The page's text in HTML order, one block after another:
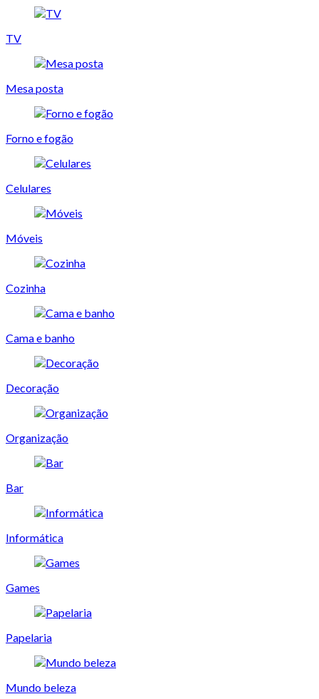
TV
Mesa posta
Forno e fogão
Celulares
Móveis
Cozinha
Cama e banho
Decoração
Organização
Bar
Informática
Games
Papelaria
Mundo beleza